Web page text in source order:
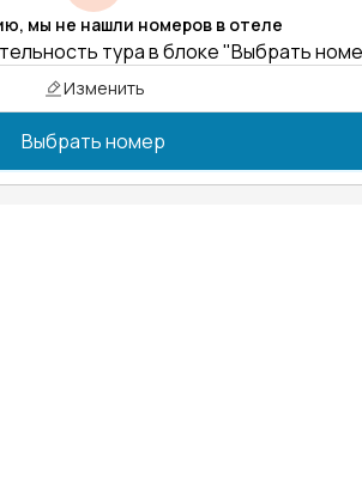
мы не нашли номеров в отеле
тура в блоке "Выбрать
Изменить
Выбрать номер